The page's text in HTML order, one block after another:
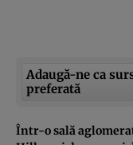
Adaugă-ne ca
preferată
Într-o sală